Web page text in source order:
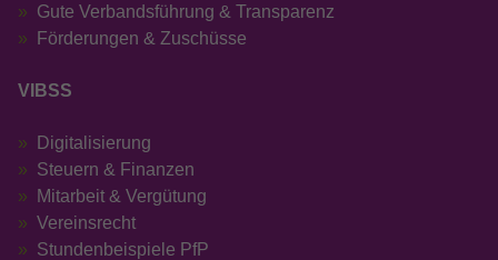
Gute Verbandsführung & Transparenz
Förderungen & Zuschüsse
VIBSS
Digitalisierung
Steuern & Finanzen
Mitarbeit & Vergütung
Vereinsrecht
Stundenbeispiele PfP